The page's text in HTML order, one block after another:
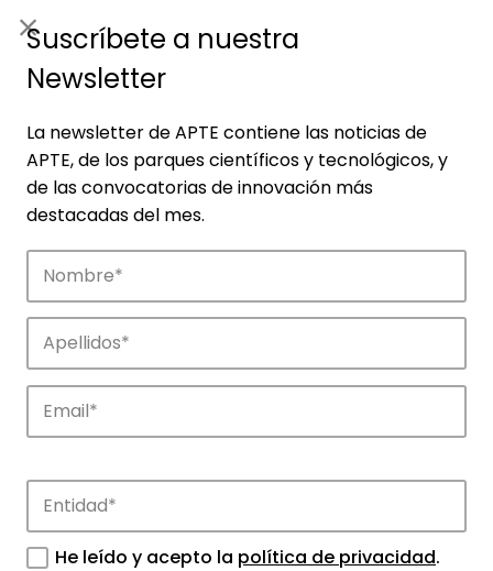
Noticias
APTE y sus parques científicos y
tecnológicos.
Suscríbete a nuestra
Newsletter
La newsletter de APTE contiene las noticias de
APTE, de los parques científicos y tecnológicos, y
de las convocatorias de innovación más
destacadas del mes.
He leído y acepto la política de privacidad.